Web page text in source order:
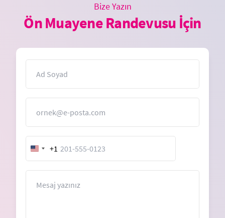
Bize Yazın
Ön Muayene Randevusu İçin
United
States
+1